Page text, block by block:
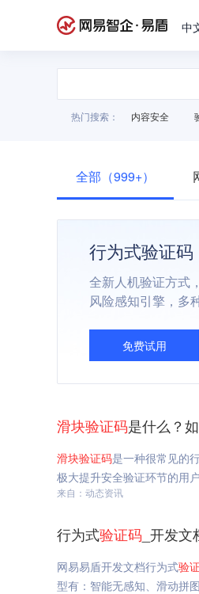
中
热门搜索： 内容安全
全部（999+）
行为式验证码
全新人机验证方式
风险感知引擎，多
免费试用
滑块验证码是什么？
滑块验证码是一种很常见的
极大提升安全验证环节的用户
来自：动态资讯
行为式验证码 _开发
网易易盾开发文档行为式验
型有：智能无感知、滑动拼